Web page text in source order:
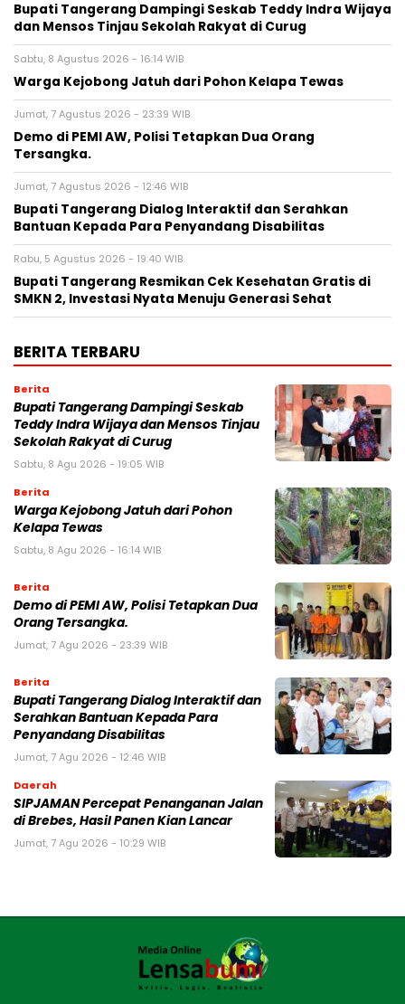
Bupati Tangerang Dampingi Seskab Teddy Indra Wijaya
dan Mensos Tinjau Sekolah Rakyat di Curug
Sabtu, 8 Agustus 2026 - 16:14 WIB
Warga Kejobong Jatuh dari Pohon Kelapa Tewas
Jumat, 7 Agustus 2026 - 23:39 WIB
Demo di PEMI AW, Polisi Tetapkan Dua Orang
Tersangka.
Jumat, 7 Agustus 2026 - 12:46 WIB
Bupati Tangerang Dialog Interaktif dan Serahkan
Bantuan Kepada Para Penyandang Disabilitas
Rabu, 5 Agustus 2026 - 19:40 WIB
‎Bupati Tangerang Resmikan Cek Kesehatan Gratis di
SMKN 2, Investasi Nyata Menuju Generasi Sehat
BERITA TERBARU
Berita
Bupati Tangerang Dampingi Seskab
Teddy Indra Wijaya dan Mensos Tinjau
Sekolah Rakyat di Curug
Sabtu, 8 Agu 2026 - 19:05 WIB
Berita
Warga Kejobong Jatuh dari Pohon
Kelapa Tewas
Sabtu, 8 Agu 2026 - 16:14 WIB
Berita
Demo di PEMI AW, Polisi Tetapkan Dua
Orang Tersangka.
Jumat, 7 Agu 2026 - 23:39 WIB
Berita
Bupati Tangerang Dialog Interaktif dan
Serahkan Bantuan Kepada Para
Penyandang Disabilitas
Jumat, 7 Agu 2026 - 12:46 WIB
Daerah
SIPJAMAN Percepat Penanganan Jalan
di Brebes, Hasil Panen Kian Lancar
Jumat, 7 Agu 2026 - 10:29 WIB